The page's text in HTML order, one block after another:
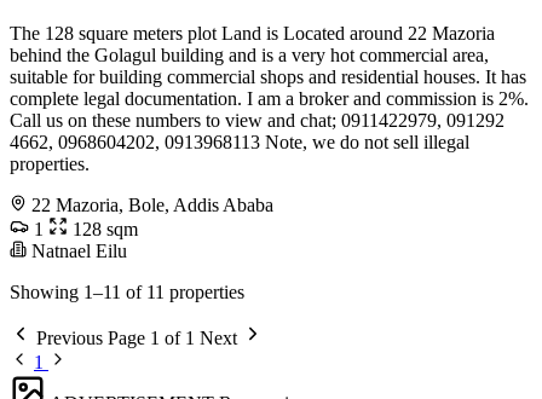
The 128 square meters plot Land is Located around 22 Mazoria
behind the Golagul building and is a very hot commercial area,
suitable for building commercial shops and residential houses. It has
complete legal documentation. I am a broker and commission is 2%.
Call us on these numbers to view and chat; 0911422979, 091292
4662, 0968604202, 0913968113 Note, we do not sell illegal
properties.
22 Mazoria, Bole, Addis Ababa
1
128 sqm
Natnael Eilu
Showing 1–11 of 11 properties
Previous Page 1 of 1 Next
1